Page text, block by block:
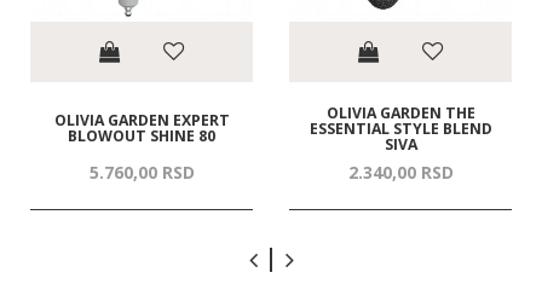
OLIVIA GARDEN EXPERT
BLOWOUT SHINE 80
5.760,00 RSD
OLIVIA GARDEN THE
ESSENTIAL STYLE BLEND
SIVA
2.340,00 RSD